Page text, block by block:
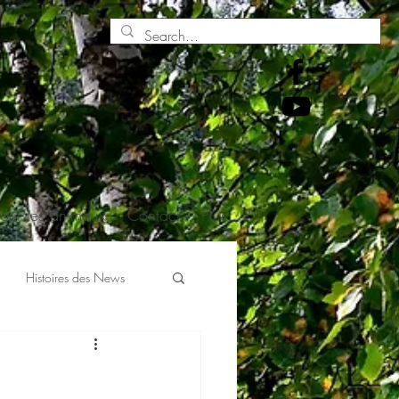
les animaux Contact Plus
Histoires des News
En écho à H. Gougaud